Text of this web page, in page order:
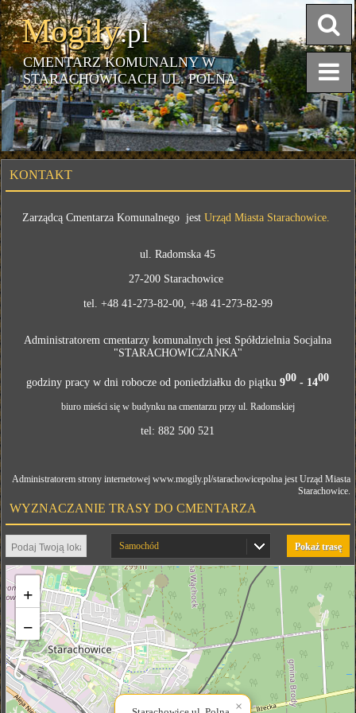
Mogiły.pl
CMENTARZ KOMUNALNY W
STARACHOWICACH UL. POLNA
KONTAKT
Zarządcą Cmentarza Komunalnego jestUrząd Miasta Starachowice.
ul. Radomska 45
27-200 Starachowice
tel. +48 41-273-82-00, +48 41-273-82-99
Administratorem cmentarzy komunalnych jest Spółdzielnia Socjalna
"STARACHOWICZANKA"
godziny pracy w dni robocze od poniedziałku do piątku900 - 14​00
biuro mieści się w budynku na cmentarzu przy ul. Radomskiej
tel: 882 500 521
Administratorem strony internetowej www.mogily.pl/starachowicepolna jest Urząd Miasta
Starachowice.
WYZNACZANIE TRASY DO CMENTARZA
Pokaż trasę
Samochód
×
+
−